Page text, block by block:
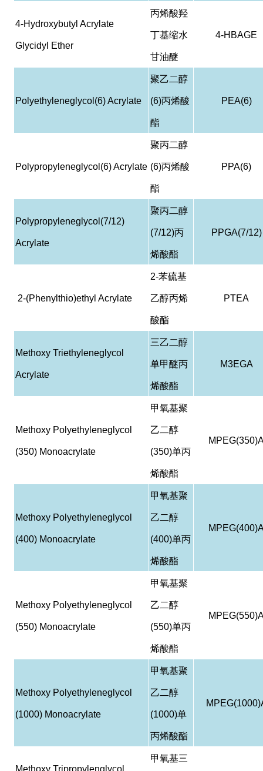
4-Hydroxybutyl Acrylate
Glycidyl Ether
丙烯酸羟
丁基缩水
甘油醚
4-HBAGE
Polyethyleneglycol(6) Acrylate
聚乙二醇
(6)丙烯酸
酯
PEA(6)
Polypropyleneglycol(6) Acrylate
聚丙二醇
(6)丙烯酸
酯
PPA(6)
Polypropyleneglycol(7/12)
Acrylate
聚丙二醇
(7/12)丙
烯酸酯
PPGA(7/12)
2-(Phenylthio)ethyl Acrylate
2-苯硫基
乙醇丙烯
酸酯
PTEA
Methoxy Triethyleneglycol
Acrylate
三乙二醇
单甲醚丙
烯酸酯
M3EGA
Methoxy Polyethyleneglycol
(350) Monoacrylate
甲氧基聚
乙二醇
(350)单丙
烯酸酯
Methoxy Polyethyleneglycol
(400) Monoacrylate
甲氧基聚
乙二醇
(400)单丙
烯酸酯
Methoxy Polyethyleneglycol
(550) Monoacrylate
甲氧基聚
乙二醇
(550)单丙
烯酸酯
Methoxy Polyethyleneglycol
(1000) Monoacrylate
甲氧基聚
乙二醇
(1000)单
丙烯酸酯
Methoxy Tripropylenglycol
甲氧基三